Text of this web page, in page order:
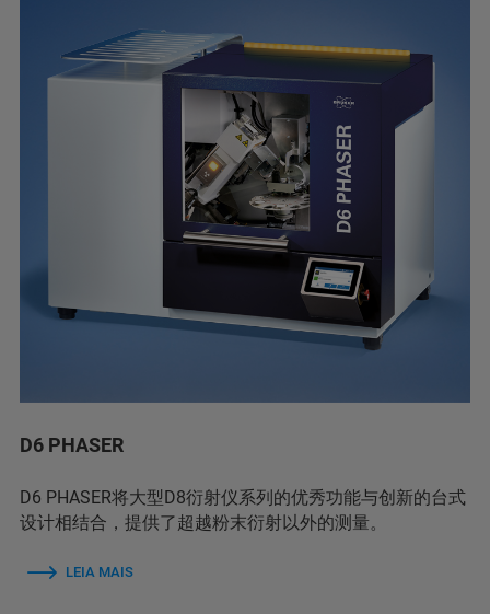
D6 PHASER
D6 PHASER将大型D8衍射仪系列的优秀功能与创新的台式
设计相结合，提供了超越粉末衍射以外的测量。
LEIA MAIS